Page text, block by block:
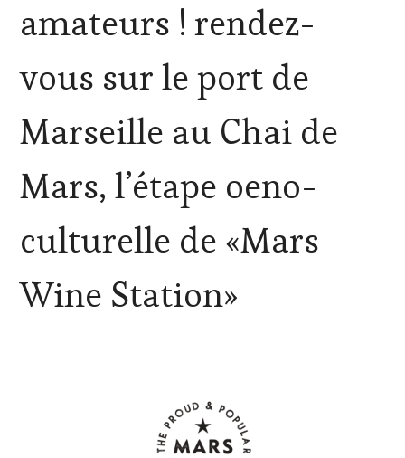
VITICOLE,
ADHÉRENT,
TOURISME ,
INVITATIONS
DÉGUSTATIONS,
WINE
MÉDIAS,
PRESSE
RADIO,
TV,
OENOTOURISME,
PARTENAIRES
amateurs ! rendez-
vous sur le port de
Marseille au Chai de
Mars, l’étape oeno-
culturelle de «Mars
Wine Station»